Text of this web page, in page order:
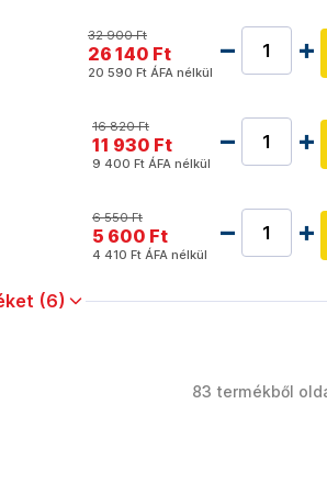
32 900 Ft
26 140 Ft
20 590 Ft ÁFA nélkül
16 820 Ft
11 930 Ft
9 400 Ft ÁFA nélkül
6 550 Ft
5 600 Ft
4 410 Ft ÁFA nélkül
(6)
83 termékből